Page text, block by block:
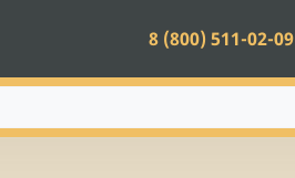
8 (800) 511-02-09